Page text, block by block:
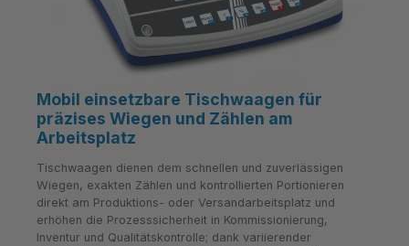
Mobil einsetzbare Tischwaagen für
präzises Wiegen und Zählen am
Arbeitsplatz
Tischwaagen dienen dem schnellen und zuverlässigen
Wiegen, exakten Zählen und kontrollierten Portionieren
direkt am Produktions- oder Versandarbeitsplatz und
erhöhen die Prozesssicherheit in Kommissionierung,
Inventur und Qualitätskontrolle; dank variierender